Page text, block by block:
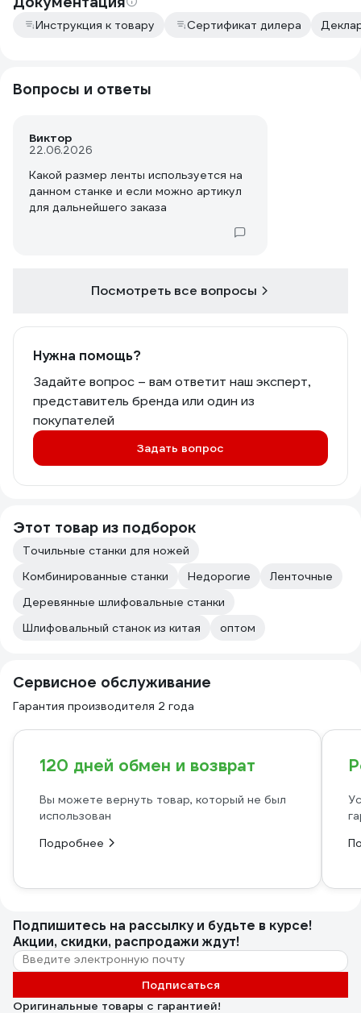
Инструкция к товару Сертификат дилера
Вопросы и ответы
Виктор
22.06.2026
Какой размер ленты используется на
данном станке и если можно артикул
для дальнейшего заказа
Посмотреть все вопросы
Нужна помощь?
Задайте вопрос – вам ответит наш эксперт,
представитель бренда или один из
покупателей
Задать вопрос
Этот товар из подборок
Точильные станки для ножей
Комбинированные станки
Недорогие
Ленточные
Деревянные шлифовальные станки
Шлифовальный станок из китая
оптом
Сервисное обслуживание
Гарантия производителя 2 года
120 дней обмен и возврат
Вы можете вернуть товар, который не был
использован
Подробнее
Подпишитесь на рассылкуи будьте в курсе!
Акции, скидки, распродажи ждут!
Подписаться
Оригинальные товары с гарантией!